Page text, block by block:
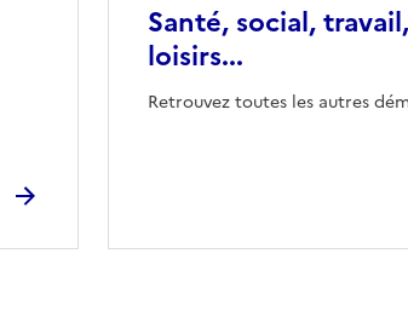
Santé, social,
loisirs...
Retrouvez toutes les autres